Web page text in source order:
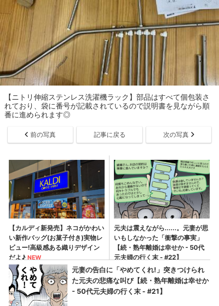
【ニトリ伸縮ステンレス洗濯機ラック】部品はすべて個包装さ
れており、袋に番号が記載されているので説明書を見ながら順
番に進められます◎
前の写真 記事に戻る 次の写真